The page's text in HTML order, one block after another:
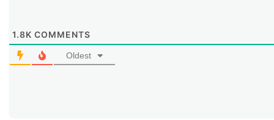
1.8K COMMENTS
Oldest